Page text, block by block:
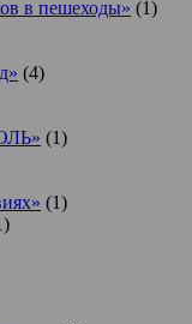
в пешеходы» (1)
(4)
(1)
(1)